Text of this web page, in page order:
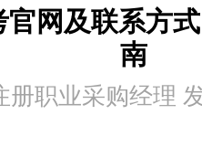
网及联系方
南
册职业采购经理